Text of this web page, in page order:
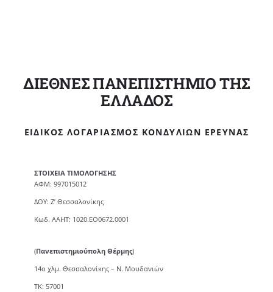
ΔΙΕΘΝΕΣ ΠΑΝΕΠΙΣΤΗΜΙΟ ΤΗΣ
ΕΛΛΑΔΟΣ
ΕΙΔΙΚΌΣ ΛΟΓΑΡΙΑΣΜΌΣ ΚΟΝΔΥΛΊΩΝ ΈΡΕΥΝΑΣ
ΣΤΟΙΧΕΙΑ ΤΙΜΟΛΟΓΗΣΗΣ
ΑΦΜ: 997015012
ΔΟΥ: Ζ’ Θεσσαλονίκης
Κωδ. ΑΑΗΤ: 1020.ΕΟ0672.0001
(Πανεπιστημιούπολη Θέρμης)
14ο χλμ. Θεσσαλονίκης – Ν. Μουδανιών
TK: 57001